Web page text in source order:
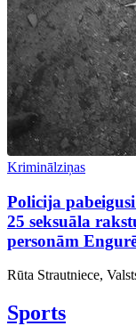
Kriminālziņas
Policija
25 seksuāla
personām
Rūta Strautniece,
Sports